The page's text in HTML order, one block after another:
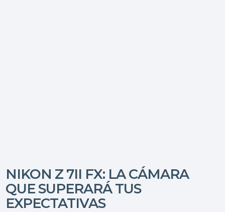
NIKON Z 7II FX: LA CÁMARA
QUE SUPERARÁ TUS
EXPECTATIVAS